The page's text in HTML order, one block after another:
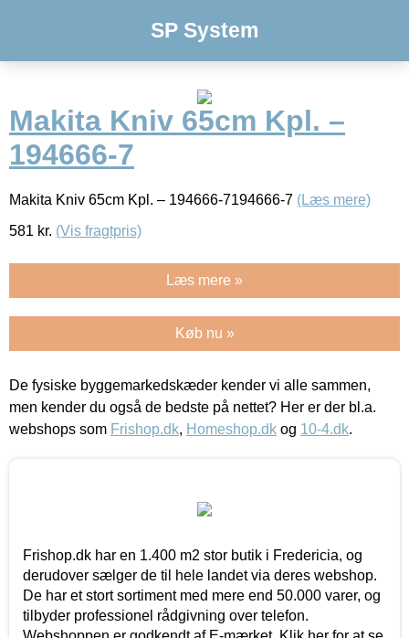
SP System
Makita Kniv 65cm Kpl. –
194666-7
Makita Kniv 65cm Kpl. – 194666-7194666-7 (Læs mere)
581 kr. (Vis fragtpris)
Læs mere »
Køb nu »
De fysiske byggemarkedskæder kender vi alle sammen,
men kender du også de bedste på nettet? Her er der bl.a.
webshops som Frishop.dk, Homeshop.dk og 10-4.dk.
Frishop.dk har en 1.400 m2 stor butik i Fredericia, og
derudover sælger de til hele landet via deres webshop.
De har et stort sortiment med mere end 50.000 varer, og
tilbyder professionel rådgivning over telefon.